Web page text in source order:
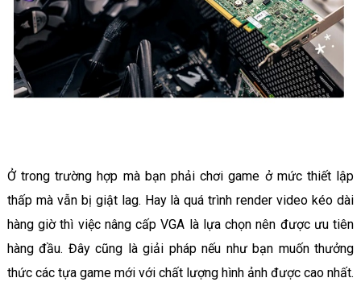
Ở trong trường hợp mà bạn phải chơi game ở mức thiết lập
thấp mà vẫn bị giật lag. Hay là quá trình render video kéo dài
hàng giờ thì việc nâng cấp VGA là lựa chọn nên được ưu tiên
hàng đầu. Đây cũng là giải pháp nếu như bạn muốn thưởng
thức các tựa game mới với chất lượng hình ảnh được cao nhất.